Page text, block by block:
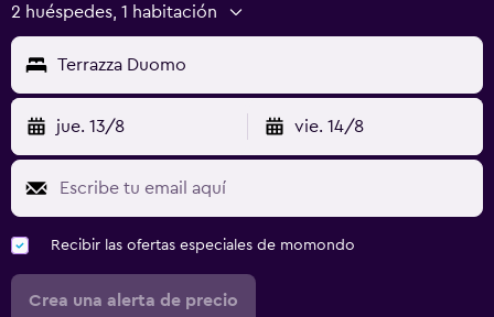
2 huéspedes, 1 habitación
Terrazza Duomo
jue. 13/8 vie. 14/8
Recibir las ofertas especiales de momondo
Crea una alerta de precio